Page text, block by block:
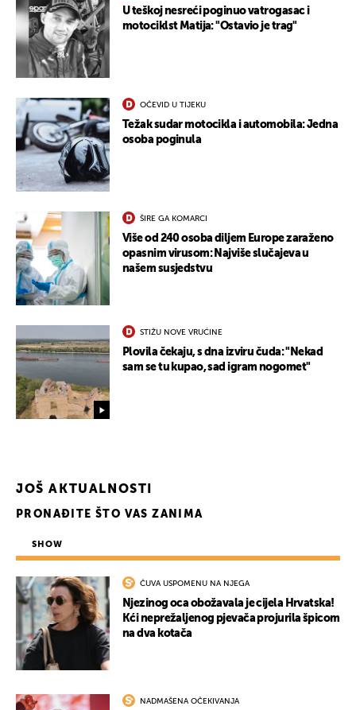
U teškoj nesreći poginuo vatrogasac i
motociklst Matija: "Ostavio je trag"
OČEVID U TIJEKU
Težak sudar motocikla i automobila: Jedna
osoba poginula
ŠIRE GA KOMARCI
Više od 240 osoba diljem Europe zaraženo
opasnim virusom: Najviše slučajeva u
našem susjedstvu
STIŽU NOVE VRUĆINE
Plovila čekaju, s dna izviru čuda: "Nekad
sam se tu kupao, sad igram nogomet"
JOŠ AKTUALNOSTI
PRONAĐITE ŠTO VAS ZANIMA
SHOW
ČUVA USPOMENU NA NJEGA
Njezinog oca obožavala je cijela Hrvatska!
Kći neprežaljenog pjevača projurila špicom
na dva kotača
NADMAŠENA OČEKIVANJA